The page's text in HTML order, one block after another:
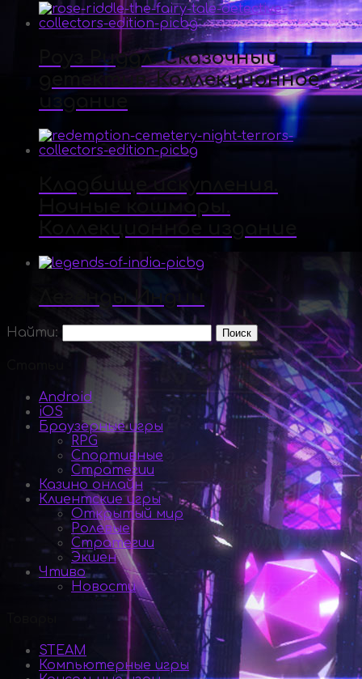
Роуз Риддл. Сказочный
детектив. Коллекционное
Кладбище искупления.
Легенды Индии
Найти:
Android
iOS
Браузерные игры
RPG
Спортивные
Стратегии
Казино онлайн
Клиентские игры
Открытый мир
Ролевые
Стратегии
Экшен
Чтиво
Новости
STEAM
Компьютерные игры